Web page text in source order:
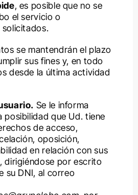
, es posible que no se
el servicio o
se mantendrán el plazo
sus fines y, en todo
desde la última actividad
Se le informa
posibilidad que Ud. tiene
de acceso,
oposición,
en relación con sus
dirigiéndose por escrito
su DNI, al correo